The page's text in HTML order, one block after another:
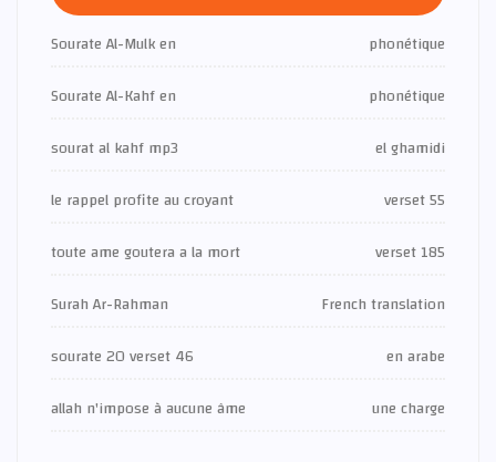
Sourate Al-Mulk en
phonétique
Sourate Al-Kahf en
phonétique
sourat al kahf mp3
el ghamidi
le rappel profite au croyant
verset 55
toute ame goutera a la mort
verset 185
Surah Ar-Rahman
French translation
sourate 20 verset 46
en arabe
allah n'impose à aucune âme
une charge